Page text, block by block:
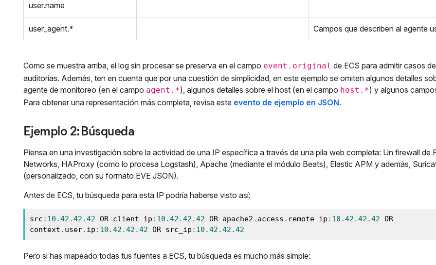
user.name -
user_agent.* Campos que describen al agente
Como se muestra arriba, el log sin procesar se preserva en el campo event.original de ECS para admitir casos
auditorías. Además, ten en cuenta que por una cuestión de simplicidad, en este ejemplo se omiten algunos detalles
agente de monitoreo (en el campo agent.*), algunos detalles sobre el host (en el campo host.*) y algunos
Para obtener una representación más completa, revisa este evento de ejemplo en JSON.
Ejemplo 2: Búsqueda
Piensa en una investigación sobre la actividad de una IP específica a través de una pila web completa: Un firewall de
Networks, HAProxy (como lo procesa Logstash), Apache (mediante el módulo Beats), Elastic APM y además,
(personalizado, con su formato EVE JSON).
Antes de ECS, tu búsqueda para esta IP podría haberse visto así:
src : 10.42 .42.42 OR client_ip : 10.42 .42.42 OR apache2 . access . remote_ip : 10.42 .42.42 OR
context . user. ip : 10.42 .42.42 OR src_ip : 10.42 .42.42
Pero si has mapeado todas tus fuentes a ECS, tu búsqueda es mucho más simple: